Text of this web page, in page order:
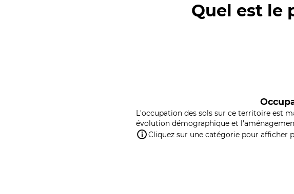
Quel est le
L'occupation des sols sur ce territoire est
évolution démographique et
Cliquez sur une catégorie pour afficher